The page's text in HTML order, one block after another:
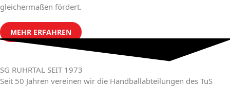
gleichermaßen fördert.
MEHR ERFAHREN
SG RUHRTAL SEIT 1973
Seit 50 Jahren vereinen wir die Handballabteilungen des TuS